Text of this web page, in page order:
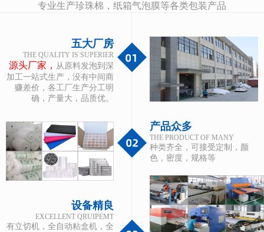
专业生产珍珠棉，纸箱气泡膜等各类包装产品
五大厂房
THE QUALITY IS SUPERIER
源头厂家， 从原料发泡到深
加工一站式生产，没有中间商
赚差价，各工厂生产分工明
确，产量大，品质优。
设备精良
EXCELLENT QRUIPEMT
有立切机，全自动粘盒机，全
产品众多
THE PRODUCT OF MANY
种类齐全，可接受定制，颜
色，密度，规格等